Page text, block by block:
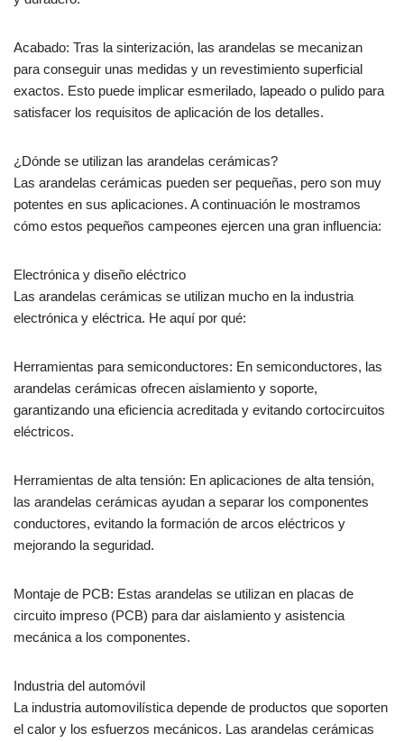
Acabado: Tras la sinterización, las arandelas se mecanizan
para conseguir unas medidas y un revestimiento superficial
exactos. Esto puede implicar esmerilado, lapeado o pulido para
satisfacer los requisitos de aplicación de los detalles.
¿Dónde se utilizan las arandelas cerámicas?
Las arandelas cerámicas pueden ser pequeñas, pero son muy
potentes en sus aplicaciones. A continuación le mostramos
cómo estos pequeños campeones ejercen una gran influencia:
Electrónica y diseño eléctrico
Las arandelas cerámicas se utilizan mucho en la industria
electrónica y eléctrica. He aquí por qué:
Herramientas para semiconductores: En semiconductores, las
arandelas cerámicas ofrecen aislamiento y soporte,
garantizando una eficiencia acreditada y evitando cortocircuitos
eléctricos.
Herramientas de alta tensión: En aplicaciones de alta tensión,
las arandelas cerámicas ayudan a separar los componentes
conductores, evitando la formación de arcos eléctricos y
mejorando la seguridad.
Montaje de PCB: Estas arandelas se utilizan en placas de
circuito impreso (PCB) para dar aislamiento y asistencia
mecánica a los componentes.
Industria del automóvil
La industria automovilística depende de productos que soporten
el calor y los esfuerzos mecánicos. Las arandelas cerámicas